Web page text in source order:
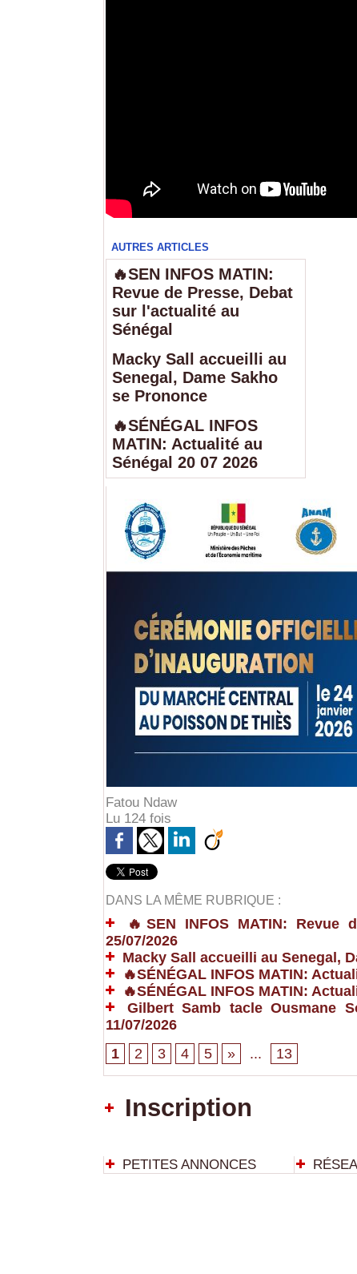
AUTRES ARTICLES
🔥SEN INFOS MATIN:
Revue de Presse, Debat
sur l'actualité au
Sénégal
Macky Sall accueilli au
Senegal, Dame Sakho
se Prononce
🔥SÉNÉGAL INFOS
MATIN: Actualité au
Sénégal 20 07 2026
Fatou Ndaw
Lu 124 fois
DANS LA MÊME RUBRIQUE :
🔥SEN INFOS MATIN: Revue
25/07/2026
Macky Sall accueilli au Senegal,
🔥SÉNÉGAL INFOS MATIN:
🔥SÉNÉGAL INFOS MATIN:
Gilbert Samb tacle Ousmane
11/07/2026
1
2 3 4 5 » ... 13
Inscription
PETITES ANNONCES